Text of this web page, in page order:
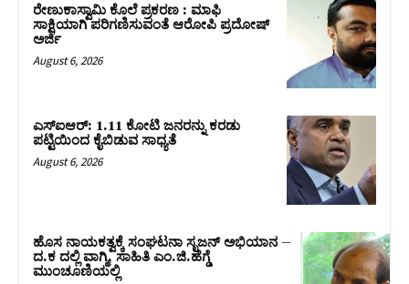
ರೇಣುಕಾಸ್ವಾಮಿ ಕೊಲೆ ಪ್ರಕರಣ : ಮಾಫಿ
ಸಾಕ್ಷಿಯಾಗಿ ಪರಿಗಣಿಸುವಂತೆ ಆರೋಪಿ ಪ್ರದೋಷ್‌
ಅರ್ಜಿ
August 6, 2026
ಎಸ್‌ಐಆರ್‌: 1.11 ಕೋಟಿ ಜನರನ್ನು ಕರಡು
ಪಟ್ಟಿಯಿಂದ ಕೈಬಿಡುವ ಸಾಧ್ಯತೆ
August 6, 2026
ಹೊಸ ನಾಯಕತ್ವಕ್ಕೆ ಸಂಘಟನಾ ಸೃಜನ್ ಅಭಿಯಾನ –
ದ.ಕ ದಲ್ಲಿ ವಾಗ್ಮಿ, ಸಾಹಿತಿ ಎಂ.ಜಿ.ಹೆಗ್ಡೆ
ಮುಂಚೂಣಿಯಲ್ಲಿ